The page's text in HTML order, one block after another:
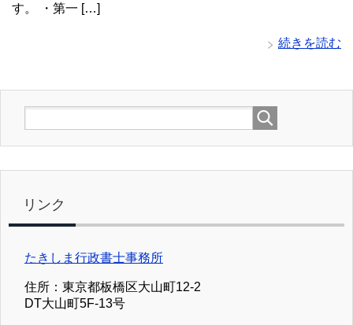
す。 ・第一 […]
続きを読む
リンク
たきしま行政書士事務所
住所：東京都板橋区大山町12-2
DT大山町5F-13号